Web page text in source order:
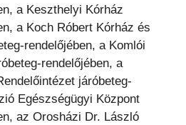
a Keszthelyi Kórház
a Koch Róbert Kórház és
rendelőjében, a Komlói
rendelőjében, a
járóbeteg-
Egészségügyi Központ
az Orosházi Dr. László